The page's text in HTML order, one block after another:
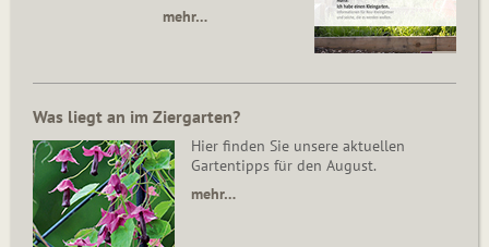
mehr…
Was liegt an im Ziergarten?
Hier finden Sie unsere aktuellen
Gartentipps für den August.
mehr…